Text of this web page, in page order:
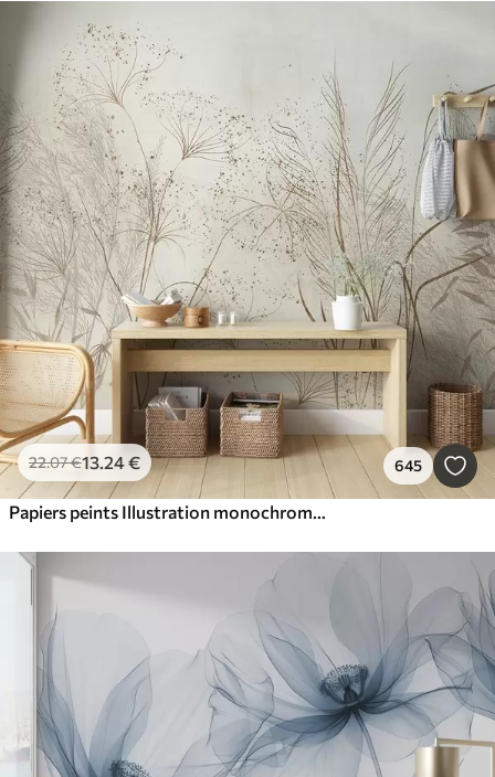
22.07€13.24€ 645
Papiers peints Illustration monochrome de diverses plantes et épillets de couleur beige, avec des lignes et des textures délicates et ondulantes